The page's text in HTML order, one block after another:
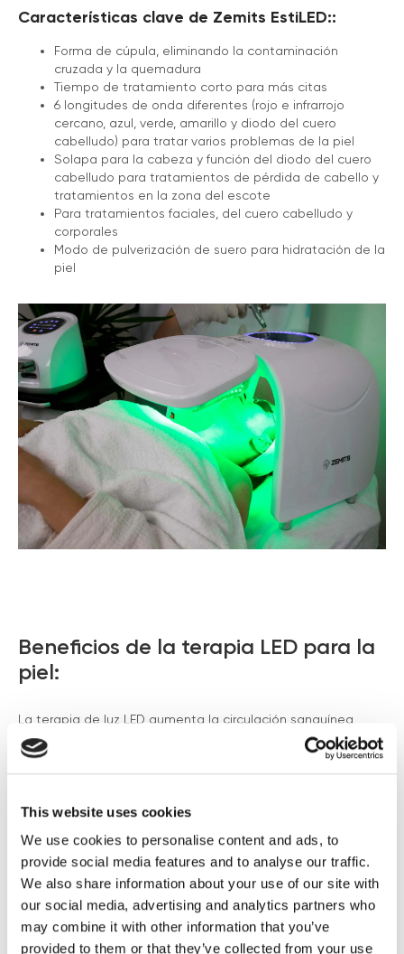
This website uses cookies
We use cookies to personalise content and ads, to
provide social media features and to analyse our traffic.
We also share information about your use of our site with
our social media, advertising and analytics partners who
may combine it with other information that you’ve
provided to them or that they’ve collected from your use
Características clave de Zemits EstiLED::
Forma de cúpula, eliminando la contaminación
cruzada y la quemadura
Tiempo de tratamiento corto para más citas
6 longitudes de onda diferentes (rojo e infrarrojo
cercano, azul, verde, amarillo y diodo del cuero
cabelludo) para tratar varios problemas de la piel
Solapa para la cabeza y función del diodo del cuero
cabelludo para tratamientos de pérdida de cabello y
tratamientos en la zona del escote
Para tratamientos faciales, del cuero cabelludo y
corporales
Modo de pulverización de suero para hidratación de la
piel
Beneficios de la terapia LED para la
piel:
La terapia de luz LED aumenta la circulación sanguínea
local, lo que lleva más nutrientes curativos al área mientras
facilita un sudor desintoxicante. También se pueden
combinar con otros tratamientos estéticos para mejorar los
Beneficios del tratamiento con Zemits EstiLED:
Sin contacto directo con la piel del paciente para una
sesión sin dolor.
Sin tiempo de inactividad y pocas contraindicaciones.
Para todo tipo de piel y edades.